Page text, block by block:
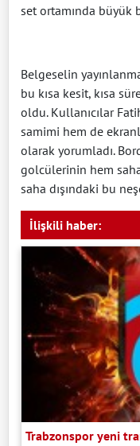
set ortamında büyük
Belgeselin
bu kısa kesit, kısa
oldu. Kullanıcılar
samimi hem de
olarak yorumladı.
golcülerinin hem
saha dışındaki bu
İlişkili haber:
Trabzonspor yeni